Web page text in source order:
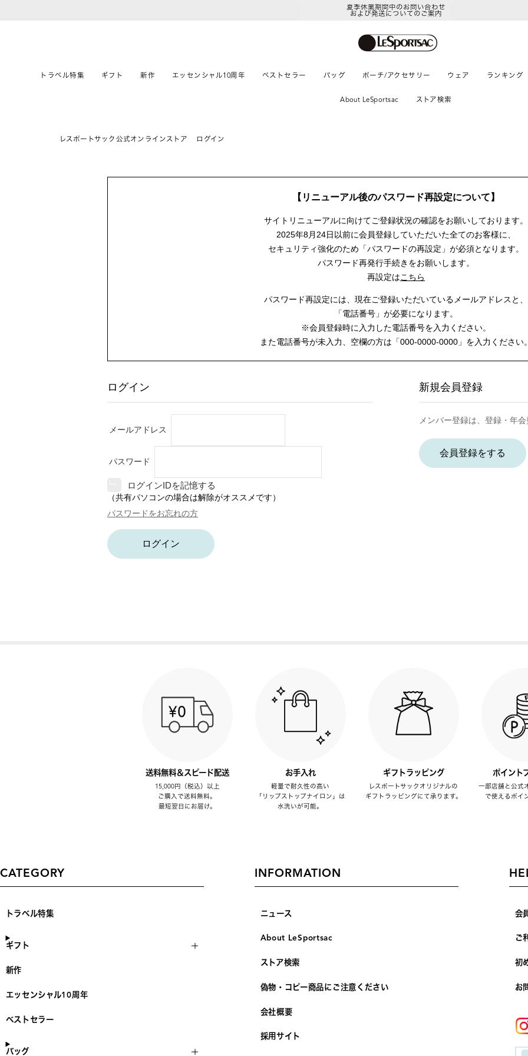
夏季休業期間中のお問い合わせ
および発送についてのご案内
トラベル特集 ギフト 新作 エッセンシャル10周年 ベストセラー バッグ ポーチ/アクセサリー ウェア ランキング
About LeSportsac ストア検索
レスポートサック公式オンラインストア ログイン
【リニューアル後のパスワード再設定について】
サイトリニューアルに向けてご登録状況の確認をお願いしております。
2025年8月24日以前に会員登録していただいた全てのお客様に、
セキュリティ強化のため「パスワードの再設定」が必須となります。
パスワード再発行手続きをお願いします。
再設定はこちら
パスワード再設定には、 現在ご登録いただいているメールアドレスと、
「電話番号」が必要になります。
※会員登録時に入力した電話番号を入力ください。
また電話番号が未入力、空欄の方は 「000-0000-0000」を入力ください。
ログイン
メールアドレス
パスワード
ログインIDを記憶する
（共有パソコンの場合は解除がオススメです）
パスワードをお忘れの方
ログイン
新規会員登録
メンバー登録は、登録・年会
会員登録をする
送料無料＆スピード配送
15,000円（税込）以上
ご購入で送料無料。
最短翌日にお届け。
お手入れ
軽量で耐久性の高い
「リップストップナイロン」は
水洗いが可能。
ギフトラッピング
レスポートサックオリジナルの
ギフトラッピングにて承ります。
ポイント
一部店舗と公式
で使えるポイ
CATEGORY
トラベル特集
ギフト
新作
エッセンシャル10周年
ベストセラー
バッグ
INFORMATION
ニュース
About LeSportsac
ストア検索
偽物・コピー商品にご注意ください
会社概要
採用サイト
会
ご
初
お